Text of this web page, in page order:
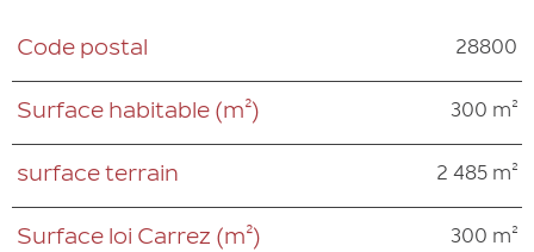
Caractéristiques
Code postal 28800
Surface habitable (m²) 300 m²
surface terrain 2 485 m²
Surface loi Carrez (m²) 300 m²